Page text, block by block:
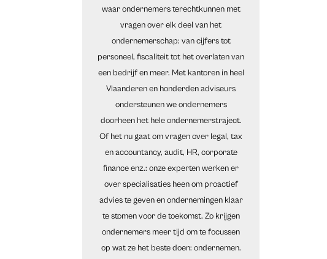
waar ondernemers terechtkunnen met
vragen over elk deel van het
ondernemerschap: van cijfers tot
personeel, fiscaliteit tot het overlaten van
een bedrijf en meer. Met kantoren in heel
Vlaanderen en honderden adviseurs
ondersteunen we ondernemers
doorheen het hele ondernemerstraject.
Of het nu gaat om vragen over legal, tax
en accountancy, audit, HR, corporate
finance enz.: onze experten werken er
over specialisaties heen om proactief
advies te geven en ondernemingen klaar
te stomen voor de toekomst. Zo krijgen
ondernemers meer tijd om te focussen
op wat ze het beste doen: ondernemen.